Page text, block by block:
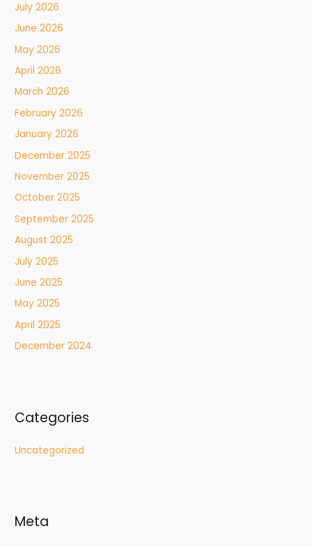
July 2026
June 2026
May 2026
April 2026
March 2026
February 2026
January 2026
December 2025
November 2025
October 2025
September 2025
August 2025
July 2025
June 2025
May 2025
April 2025
December 2024
Categories
Uncategorized
Meta